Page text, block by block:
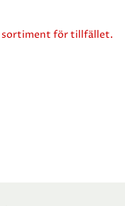
sortiment för tillfället.